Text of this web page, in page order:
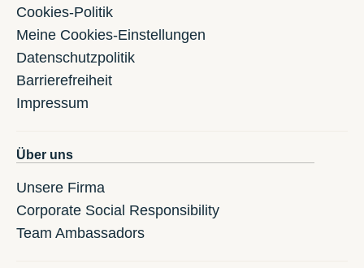
Cookies-Politik
Meine Cookies-Einstellungen
Datenschutzpolitik
Barrierefreiheit
Impressum
Über uns
Unsere Firma
Corporate Social Responsibility
Team Ambassadors